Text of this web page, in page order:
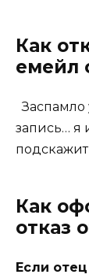
Как
емейл
Заспамло
запись… я
Как
отказ
Если